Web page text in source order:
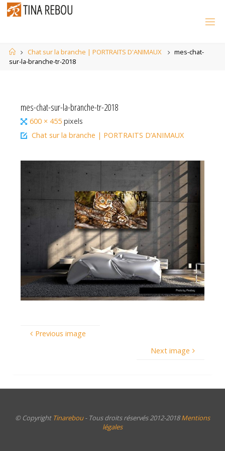
Skip
HomeChat sur la branche | PORTRAITS D'ANIMAUX
mes-chat-
sur-la-branche-tr-2018
mes-chat-sur-la-branche-tr-2018
Full
size
600 × 455pixels
Chat sur la branche | PORTRAITS D’ANIMAUX
Previous image
Next image
© Copyright Tinarebou- Tous droits réservés 2012-2018Mentions
légales